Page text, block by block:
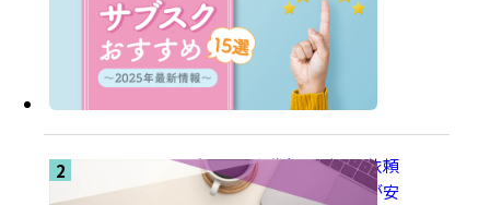
ブログ記事代行はどこに依頼
するのがおすすめ？費用が安